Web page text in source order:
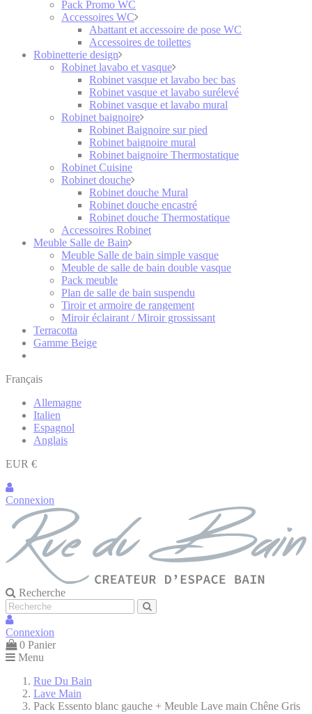
Pack Promo WC
Accessoires WC
Abattant et accessoire de pose WC
Accessoires de toilettes
Robinetterie design
Robinet lavabo et vasque
Robinet vasque et lavabo bec bas
Robinet vasque et lavabo surélevé
Robinet vasque et lavabo mural
Robinet baignoire
Robinet Baignoire sur pied
Robinet baignoire mural
Robinet baignoire Thermostatique
Robinet Cuisine
Robinet douche
Robinet douche Mural
Robinet douche encastré
Robinet douche Thermostatique
Accessoires Robinet
Meuble Salle de Bain
Meuble Salle de bain simple vasque
Meuble de salle de bain double vasque
Pack meuble
Plan de salle de bain suspendu
Tiroir et armoire de rangement
Miroir éclairant / Miroir grossissant
Terracotta
Gamme Beige
Français
Allemagne
Italien
Espagnol
Anglais
EUR €
Connexion
Recherche
Connexion
0 Panier
Menu
Rue Du Bain
Lave Main
Pack Essento blanc gauche + Meuble Lave main Chêne Gris